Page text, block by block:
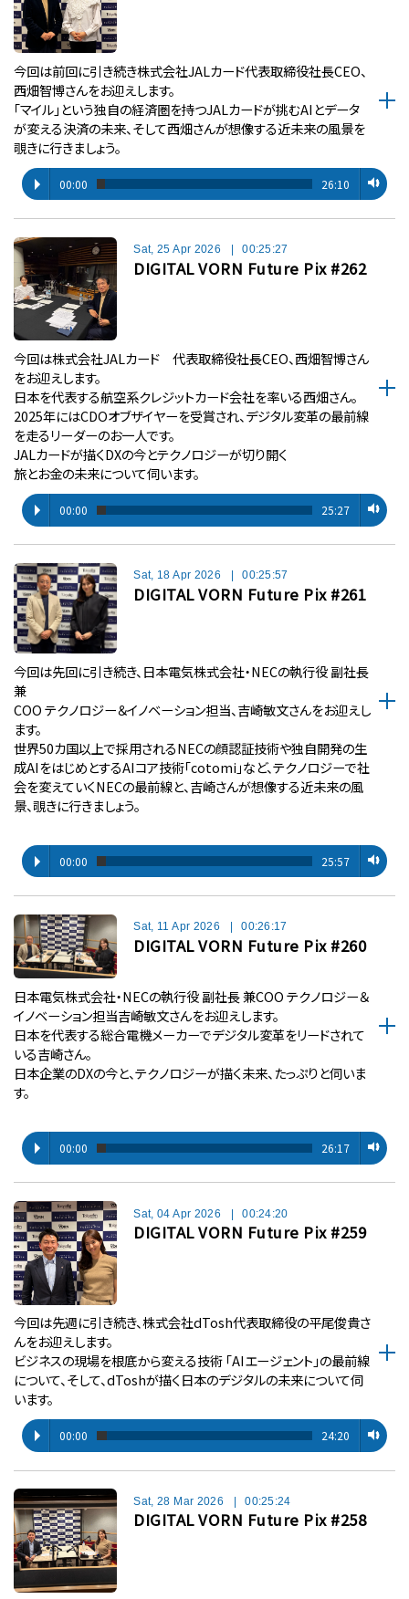
今回は前回に引き続き株式会社JALカード代表取締役社長CEO、
西畑智博さんをお迎えします。
「マイル」という独自の経済圏を持つJALカードが挑むAIとデータ
が変える決済の未来、そして西畑さんが想像する近未来の風景を
覗きに行きましょう。
00:00 26:10
Sat, 25 Apr 2026 00:25:27
DIGITAL VORN Future Pix #262
今回は株式会社JALカード 代表取締役社長CEO、西畑智博さん
をお迎えします。
日本を代表する航空系クレジットカード会社を率いる西畑さん。
2025年にはCDOオブザイヤーを受賞され、デジタル変革の最前線
を走るリーダーのお一人です。
JALカードが描くDXの今とテクノロジーが切り開く
旅とお金の未来について伺います。
00:00 25:27
Sat, 18 Apr 2026 00:25:57
DIGITAL VORN Future Pix #261
今回は先回に引き続き、日本電気株式会社・NECの執行役 副社長
兼
COO テクノロジー＆イノベーション担当、吉崎敏文さんをお迎えし
ます。
世界50カ国以上で採用されるNECの顔認証技術や独自開発の生
成AIをはじめとするAIコア技術「cotomi」など、テクノロジーで社
会を変えていくNECの最前線と、吉崎さんが想像する近未来の風
景、覗きに行きましょう。
00:00 25:57
Sat, 11 Apr 2026 00:26:17
DIGITAL VORN Future Pix #260
日本電気株式会社・NECの執行役 副社長 兼COO テクノロジー＆
イノベーション担当吉崎敏文さんをお迎えします。
日本を代表する総合電機メーカーでデジタル変革をリードされて
いる吉崎さん。
日本企業のDXの今と、テクノロジーが描く未来、たっぷりと伺いま
す。
00:00 26:17
Sat, 04 Apr 2026 | 00:24:20
DIGITAL VORN Future Pix #259
今回は先週に引き続き、株式会社dTosh代表取締役の平尾俊貴さ
んをお迎えします。
ビジネスの現場を根底から変える技術 「AIエージェント」の最前線
について、そして、dToshが描く日本のデジタルの未来について伺
います。
00:00 24:20
Sat, 28 Mar 2026 | 00:25:24
DIGITAL VORN Future Pix #258